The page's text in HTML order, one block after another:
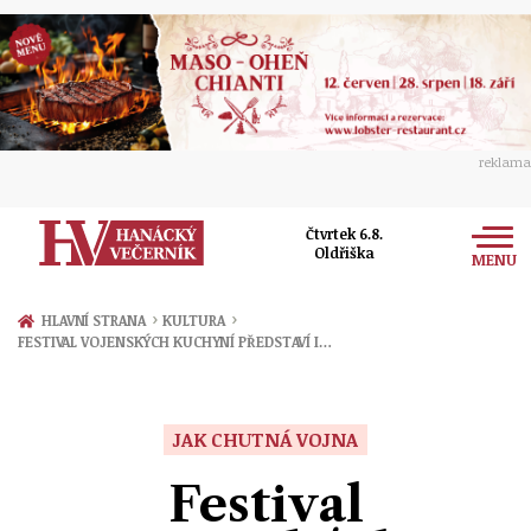
reklama
Čtvrtek 6.8.
Oldřiška
MENU
Zprávy
HLAVNÍ STRANA › KULTURA ›
FESTIVAL VOJENSKÝCH KUCHYNÍ PŘEDSTAVÍ I…
JAK CHUTNÁ VOJNA
Festival